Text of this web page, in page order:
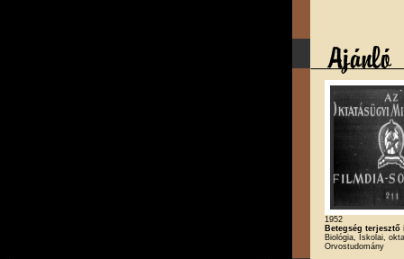
1952
Betegség terjesztő
Biológia, Iskolai,
Orvostudomány